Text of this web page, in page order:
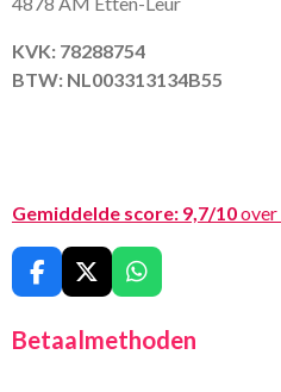
KVK: 78288754
BTW: NL003313134B55
Gemiddelde score: 9,7/10over
F
a
c
e
X
W
h
t
Betaalmethoden